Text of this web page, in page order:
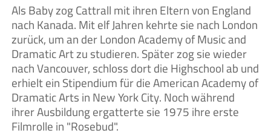
Als Baby zog Cattrall mit ihren Eltern von England
nach Kanada. Mit elf Jahren kehrte sie nach London
zurück, um an der London Academy of Music and
Dramatic Art zu studieren. Später zog sie wieder
nach Vancouver, schloss dort die Highschool ab und
erhielt ein Stipendium für die American Academy of
Dramatic Arts in New York City. Noch während
ihrer Ausbildung ergatterte sie 1975 ihre erste
Filmrolle in "Rosebud".